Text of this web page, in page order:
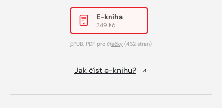
E-kniha
349 Kč
EPUB PDF pro čtečky (432 stran)
Jak číst e-knihu?